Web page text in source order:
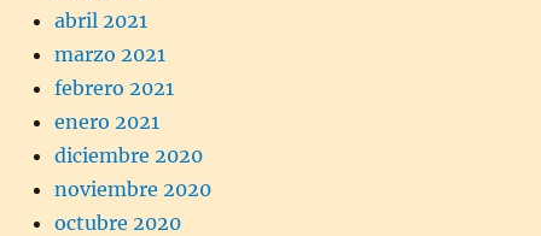
abril 2021
marzo 2021
febrero 2021
enero 2021
diciembre 2020
noviembre 2020
octubre 2020